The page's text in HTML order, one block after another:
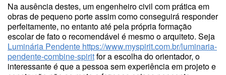
Na ausência destes, um engenheiro civil com prática em
obras de pequeno porte assim como conseguirá responder
perfeitamente, no entanto até pela própria formação
escolar de fato o recomendável é mesmo o arquiteto. Seja
Luminária Pendente https://www.myspirit.com.br/luminaria-
pendente-combine-spiritfor a escolha do orientador, o
interessante é que a pessoa sem experiência em projeto e